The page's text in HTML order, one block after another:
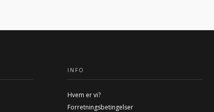
INFO
Hvem er vi?
Forretningsbetingelser